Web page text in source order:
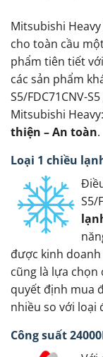
Mitsubishi
cho toàn cầu
phẩm tiên tiết
các sản phẩm
S5/FDC71CNV-
Mitsubishi Heavy:
thiện – An toàn.
Loại 1 chiều
S5/
được kinh
cũng là lựa chọn
quyết định mua
nhiều so với loại
Công suất